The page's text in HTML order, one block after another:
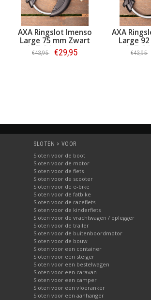
AXA Ringslot Imenso
Large 75 mm Zwart
ART-2 keurmerk
€29,95
AXA Ringslot
Large 92 mm
ART-2
SLOTEN > VOOR
Sloten voor de boot
Sloten voor de motor
Sloten voor de fiets
Sloten voor de scooter
Sloten voor de e-bike
Sloten voor de fatbike
Sloten voor de racefiets
Sloten voor de kinderfiets
Sloten voor de vrachtwagen / oplegger
Sloten voor de trailer
Sloten voor de buitenboordmotor
Sloten voor de bouw
Sloten voor een container
Sloten voor een steiger
Sloten voor een bestelwagen
Sloten voor een caravan
Sloten voor een camper
Sloten voor een vloeranker
Sloten voor een aanhanger